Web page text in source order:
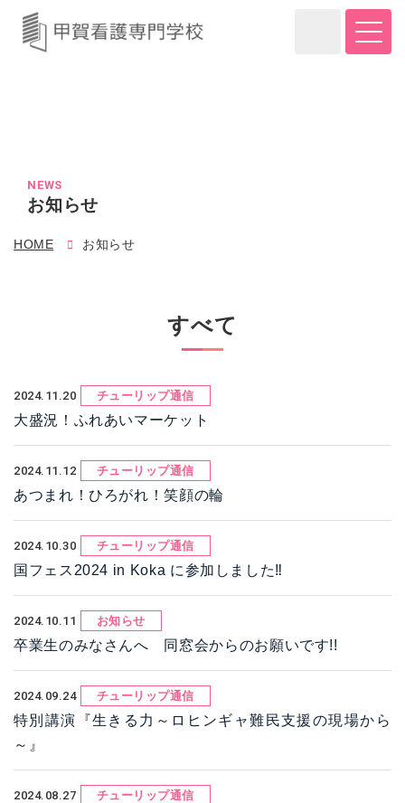
NEWS
お知らせ
HOME お知らせ
すべて
2024.11.20 チューリップ通信
大盛況！ふれあいマーケット
2024.11.12 チューリップ通信
あつまれ！ひろがれ！笑顔の輪
2024.10.30 チューリップ通信
国フェス2024 in Koka に参加しました‼
2024.10.11 お知らせ
卒業生のみなさんへ 同窓会からのお願いです!!
2024.09.24 チューリップ通信
特別講演『生きる力～ロヒンギャ難民支援の現場から
～』
2024.08.27 チューリップ通信